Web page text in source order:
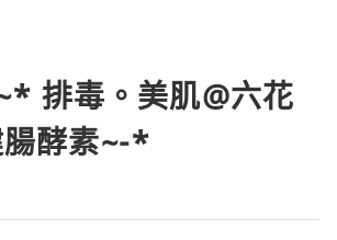
排毒。美肌@六花
酵素~-*